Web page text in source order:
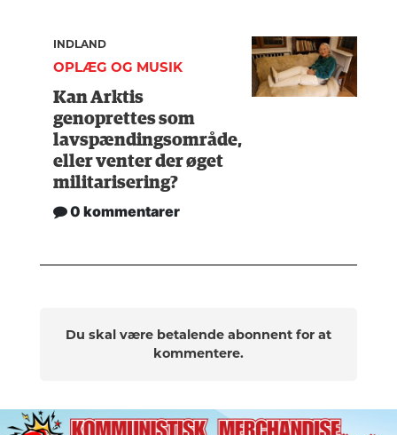
INDLAND
OPLÆG OG MUSIK
Kan Arktis
genoprettes som
lavspændingsområde,
eller venter der øget
militarisering?
0 kommentarer
Du skal være betalende abonnent for at
kommentere.